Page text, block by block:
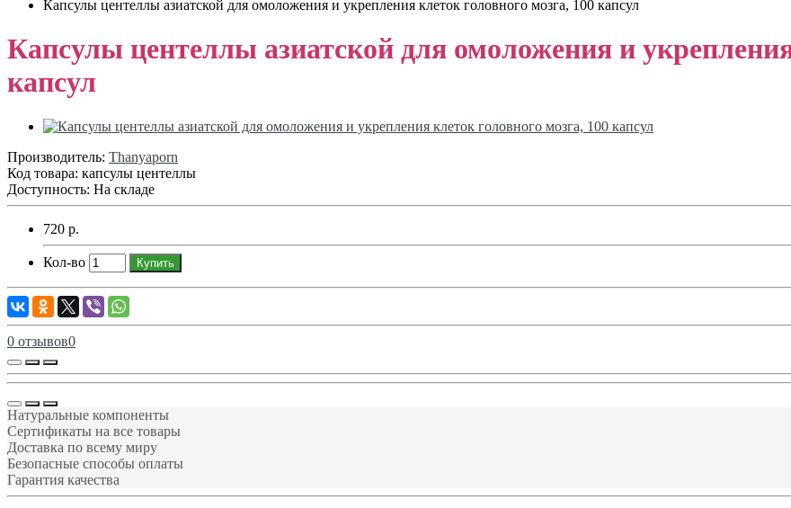
Капсулы центеллы азиатской для омоложения и укрепления клеток головного мозга, 100 капсул
Капсулы центеллы азиатской для омоложения и
капсул
Производитель: Thanyaporn
Код товара: капсулы центеллы
Доступность: На складе
720 р.
Кол-во Купить
0 отзывов0
Натуральные компоненты
Сертификаты на все товары
Доставка по всему миру
Безопасные способы оплаты
Гарантия качества